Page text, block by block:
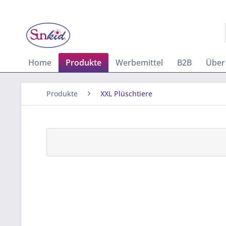
Home Produkte Werbemittel B2B
Produkte XXL Plüschtiere